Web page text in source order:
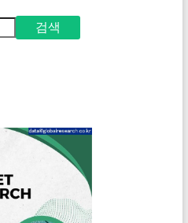
검색